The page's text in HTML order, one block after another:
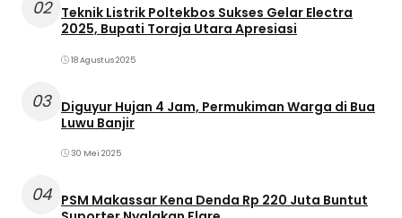
02
Teknik Listrik Poltekbos Sukses Gelar Electra
2025, Bupati Toraja Utara Apresiasi
18 Agustus 2025
03 Diguyur Hujan 4 Jam, Permukiman Warga di Bua
Luwu Banjir
30 Mei 2025
04 PSM Makassar Kena Denda Rp 220 Juta Buntut